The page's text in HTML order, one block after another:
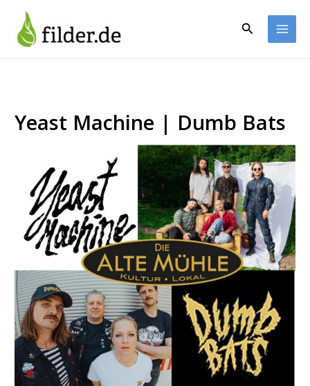
Inhalt
springen
Suchen
Yeast Machine | Dumb Bats